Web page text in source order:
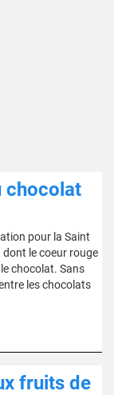
chocolat
pour la Saint
dont le coeur rouge
chocolat. Sans
les chocolats
fruits de